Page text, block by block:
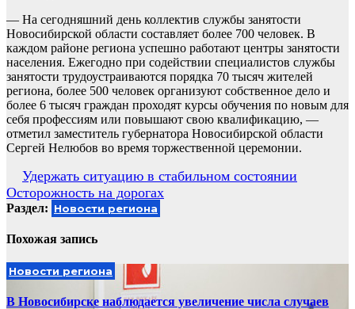
— На сегодняшний день коллектив службы занятости
Новосибирской области составляет более 700 человек. В
каждом районе региона успешно работают центры занятости
населения. Ежегодно при содействии специалистов службы
занятости трудоустраиваются порядка 70 тысяч жителей
региона, более 500 человек организуют собственное дело и
более 6 тысяч граждан проходят курсы обучения по новым для
себя профессиям или повышают свою квалификацию, —
отметил заместитель губернатора Новосибирской области
Сергей Нелюбов во время торжественной церемонии.
Навигация
по
записям
Удержать ситуацию в стабильном состоянии
Осторожность на дорогах
Раздел: Новости региона
Похожая запись
Новости региона
В Новосибирске наблюдается увеличение числа случаев